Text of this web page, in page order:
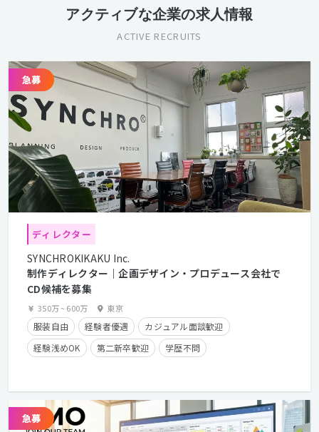
アクティブな企業の求人情報
ACTIVE RECRUITS
ディレクター
SYNCHROKIKAKU Inc.
制作ディレクター｜企画デザイン・プロデュース会社で
CD候補を募集
350万~600万 東京
服装自由 経験者優遇
カジュアル面談歓迎
経験浅めOK
第二新卒歓迎
学歴不問
在宅勤務可
クライアントとの直接取引多数